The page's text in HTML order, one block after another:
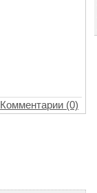
Комментарии (0)